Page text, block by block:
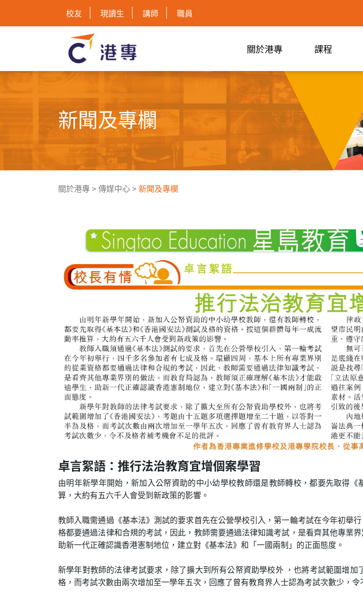
校友 現讀生 講師 職員
關於港專 課程
新聞及專欄
關於港專>傳媒中心>新聞及專欄
卓言絮語：推行法治教育宜增個案學習
由明年新學年開始，新加入公帑資助的中小幼學校教師還是教師轉校，都要先取得
算，大約有五六千人會受到新政策的影響。
教師入職需通過《基本法》測試的要求首先在公營學校引入，第一輪考試在今年初舉
格都要通過法律和合規的考試，因此，教師需要通過法律知識考試，是看齊其他專業
助新一代正確認識香港憲制地位，建立對《基本法》和「一國兩制」的正面態度。
新學年對教師的法律考試要求，除了擴大到所有公帑資助學校外 ，也將考試範圍增
格，而考試次數由兩次增加至一學年五次，回應了曾有教育界人士認為考試次數少，